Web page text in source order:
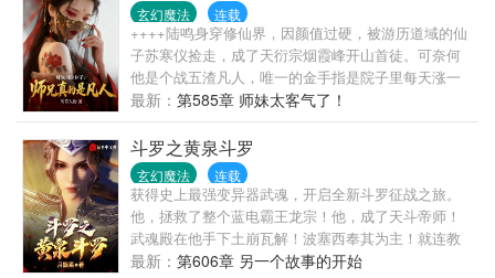
玄幻魔法 连载
++++陆鸣身穿修仙界，因颜值过硬，被游历道域的仙
子苏寒仪捡走，成了天衍宗烟霞峰开山首徒。可奈何
他是个战五渣凡人，唯一的金手指是院子里每天涨一
厘米的无敌领域。本想躺平到师尊归来，谁知宗主塞
来一个天资平平的师妹林清瑶。然而，投喂师妹一口
鸡腿，领域就暴涨一厘米！指点师妹一句功法，领域
就扩张一米！陆鸣悟了。原来培养师妹，才是最快的
升级之路！从此，他化身最强饲养员。烤鸡腿是悟道
神丹，破躺椅是修炼神器，随口瞎掰都是无上秘籍。
在他的精心培养下，被嫌弃的林清瑶成了宗门第一天
骄。顺手收的蛇妖成了万兽山脉之主。连一个被退婚
最新： 第585章 师妹太客气了！
斗罗之黄泉斗罗
玄幻魔法 连载
获得史上最强变异器武魂，开启全新斗罗征战之旅。
他，拯救了整个蓝电霸王龙宗！他，成了天斗帝师！
武魂殿在他手下土崩瓦解！波塞西奉其为主！就连教
皇比比东与圣女千仞雪为之倾倒……
最新： 第606章 另一个故事的开始